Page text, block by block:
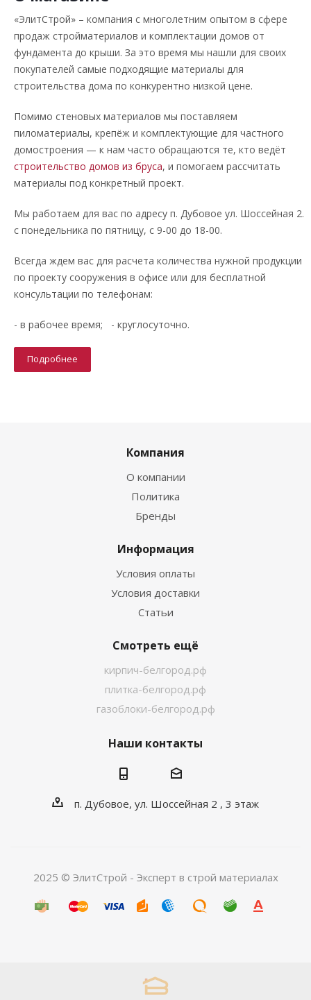
«ЭлитСтрой» – компания с многолетним опытом в сфере
продаж стройматериалов и комплектации домов от
фундамента до крыши. За это время мы нашли для своих
покупателей самые подходящие материалы для
строительства дома по конкурентно низкой цене.
Помимо стеновых материалов мы поставляем
пиломатериалы, крепёж и комплектующие для частного
домостроения — к нам часто обращаются те, кто ведёт
строительство домов из бруса, и помогаем рассчитать
материалы под конкретный проект.
Мы работаем для вас по адресу п. Дубовое ул. Шоссейная 2.
с понедельника по пятницу, с 9-00 до 18-00.
Всегда ждем вас для расчета количества нужной продукции
по проекту сооружения в офисе или для бесплатной
консультации по телефонам:
- в рабочее время; - круглосуточно.
Подробнее
Компания
О компании
Политика
Бренды
Информация
Условия оплаты
Условия доставки
Статьи
Смотреть ещё
кирпич-белгород.рф
плитка-белгород.рф
газоблоки-белгород.рф
Наши контакты
п. Дубовое, ул. Шоссейная 2 , 3 этаж
2025 © ЭлитСтрой - Эксперт в строй материалах